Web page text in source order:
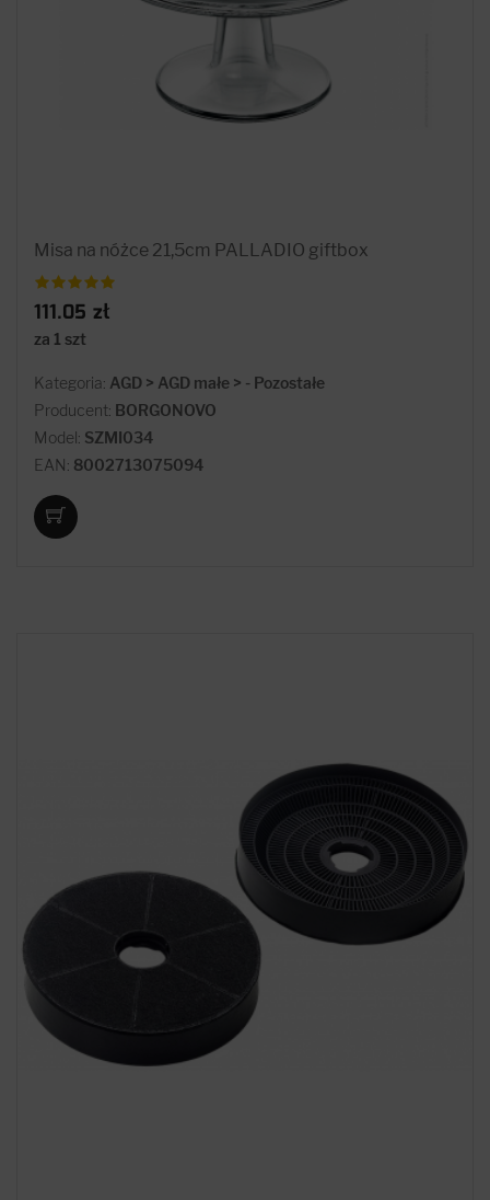
Misa na nóżce 21,5cm PALLADIO giftbox
111.05 zł
za 1 szt
Kategoria: AGD > AGD małe > - Pozostałe
Producent: BORGONOVO
Model: SZMI034
EAN: 8002713075094